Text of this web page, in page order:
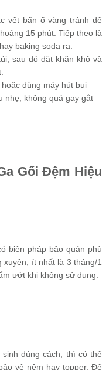
vết bẩn ố vàng tránh để
15 phút. Tiếp theo là
baking soda ra.
sau đó đặt khăn khô và
dùng máy hút bụi
nhẹ, không quá gay gắt
Gối Đệm Hiệu
biện pháp bảo quản phù
ít nhất là 3 tháng/1
ướt khi không sử dụng.
đúng cách, thì có thể
vệ nệm hay topper. Để